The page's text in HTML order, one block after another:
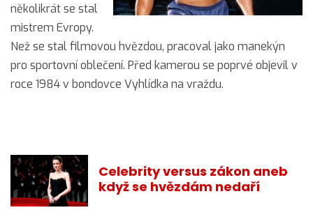
několikrát se stal
mistrem Evropy.
Než se stal filmovou hvězdou, pracoval jako manekýn
pro sportovní oblečení. Před kamerou se poprvé objevil v
roce 1984 v bondovce Vyhlídka na vraždu.
Celebrity versus zákon aneb
když se hvězdám nedaří